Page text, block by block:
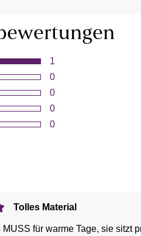
1
0
0
0
0
Tolles Material
für warme Tage, sie sitzt